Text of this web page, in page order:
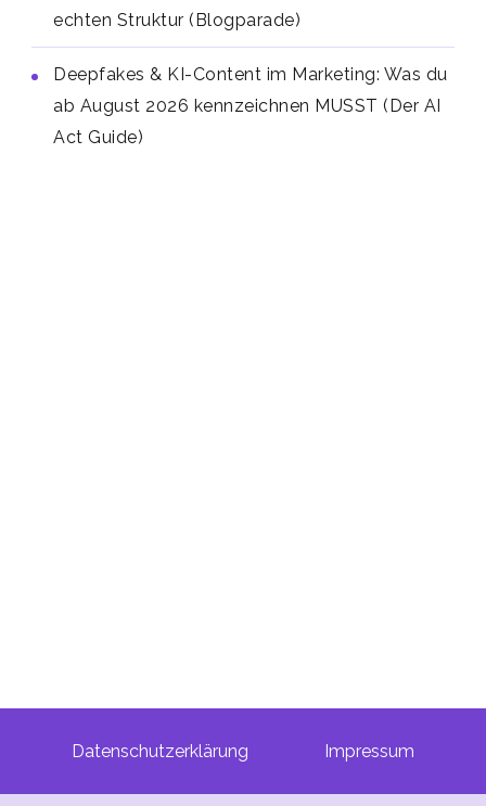
echten Struktur (Blogparade)
Deepfakes & KI-Content im Marketing: Was du
ab August 2026 kennzeichnen MUSST (Der AI
Act Guide)
Datenschutzerklärung Impressum